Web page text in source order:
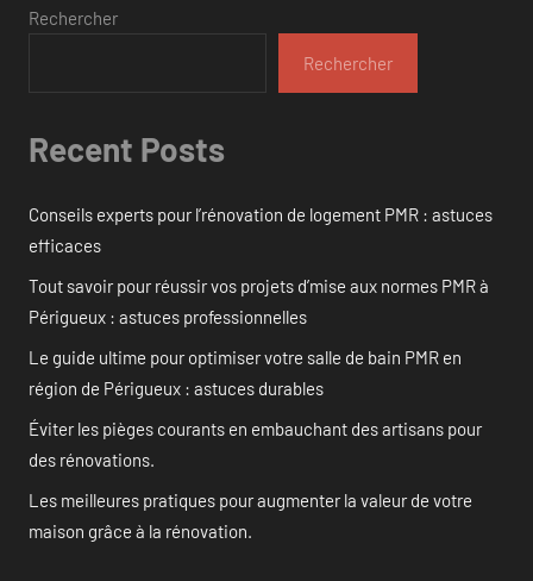
Rechercher
Rechercher
Recent Posts
Conseils experts pour l’rénovation de logement PMR : astuces
efficaces
Tout savoir pour réussir vos projets d’mise aux normes PMR à
Périgueux : astuces professionnelles
Le guide ultime pour optimiser votre salle de bain PMR en
région de Périgueux : astuces durables
Éviter les pièges courants en embauchant des artisans pour
des rénovations.
Les meilleures pratiques pour augmenter la valeur de votre
maison grâce à la rénovation.